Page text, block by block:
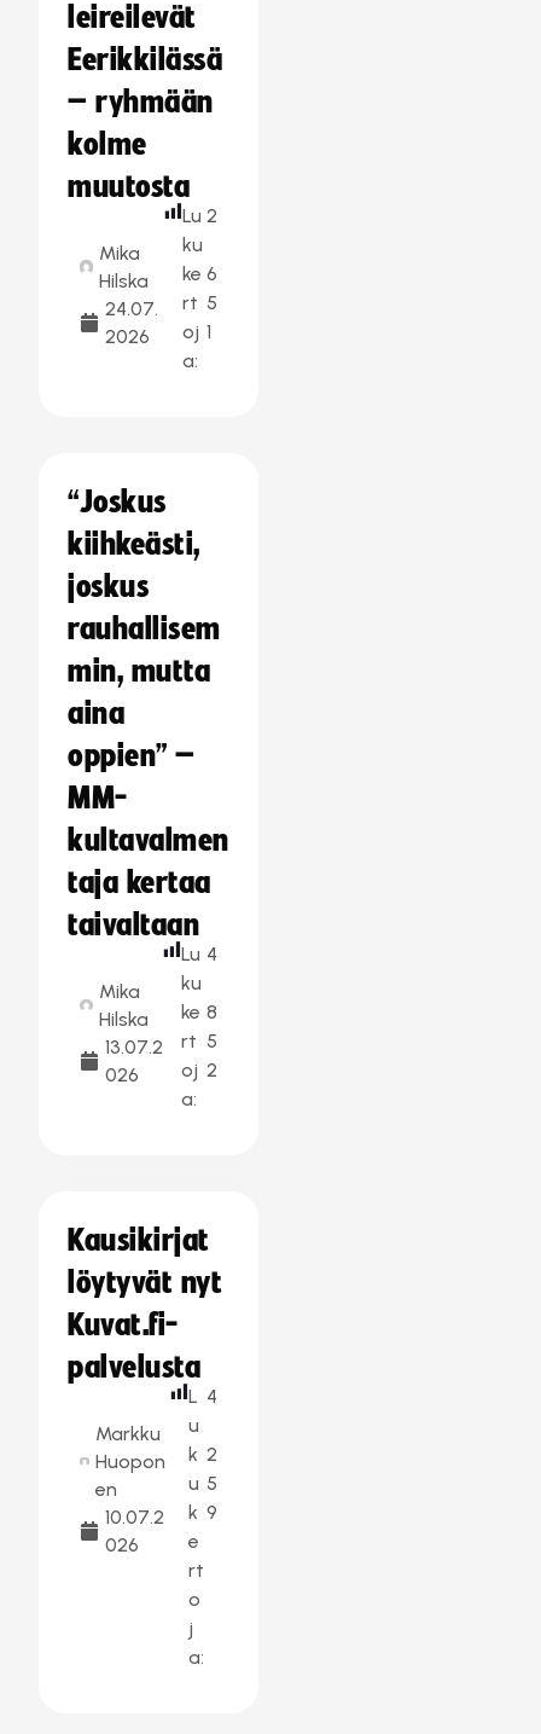
leireilevät
Eerikkilässä
– ryhmään
kolme
muutosta
Mika
Hilska
24.07.
2026
Lu
ku
ke
rt
oj
a:
2
6
5
1
“Joskus
kiihkeästi,
joskus
rauhallisem
min, mutta
aina
oppien” –
MM-
kultavalmen
taja kertaa
taivaltaan
Mika
Hilska
13.07.2
026
Lu
ku
ke
rt
oj
a:
4
8
5
2
Kausikirjat
löytyvät nyt
Kuvat.fi-
palvelusta
Markku
Huopon
en
10.07.2
026
L
u
k
u
k
e
rt
o
j
a:
4
2
5
9